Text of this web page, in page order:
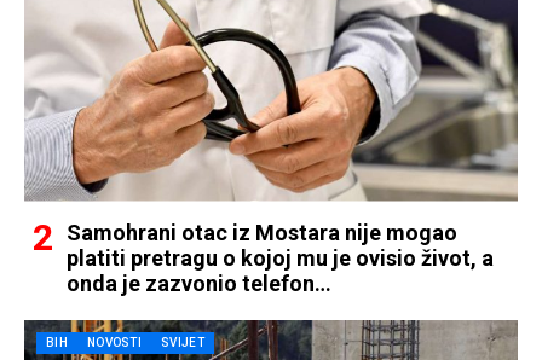
Samohrani otac iz Mostara nije mogao
platiti pretragu o kojoj mu je ovisio život, a
onda je zazvonio telefon…
BIH NOVOSTI SVIJET